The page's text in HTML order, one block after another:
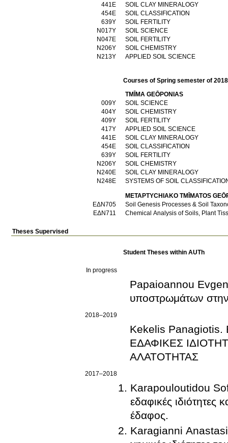
441Ε
SOIL CLAY MINERALOGY
454Ε
SOIL CLASSIFICATION
639Υ
SOIL FERTILITY
Ν017Υ
SOIL SCIENCE
Ν047Ε
SOIL FERTILITY
Ν206Υ
SOIL CHEMISTRY
Ν213Υ
APPLIED SOIL SCIENCE
Courses of Spring semester of
TMĪMA GEŌPONIAS
009Υ
SOIL SCIENCE
404Υ
SOIL CHEMISTRY
409Υ
SOIL FERTILITY
417Υ
APPLIED SOIL SCIENCE
441Ε
SOIL CLAY MINERALOGY
454Ε
SOIL CLASSIFICATION
639Υ
SOIL FERTILITY
Ν206Υ
SOIL CHEMISTRY
Ν240Ε
SOIL CLAY MINERALOGY
Ν248Ε
SYSTEMS OF SOIL
METAPTYCΗIAKO TMĪMATOS
ΕΔΝ705
Soil Genesis Processes & Soil
ΕΔΝ711
Chemical Analysis of Soils, Plant
Theses Supervised
Student Theses within AUTh
In progress
Papaioannou
υποστρωμάτων
2018–2019
Kekelis
ΕΔΑΦΙΚΕΣ
ΑΛΑΤΟΤΗΤΑΣ
2017–2018
Karapouloutidou
εδαφικές
έδαφος.
Karagianni